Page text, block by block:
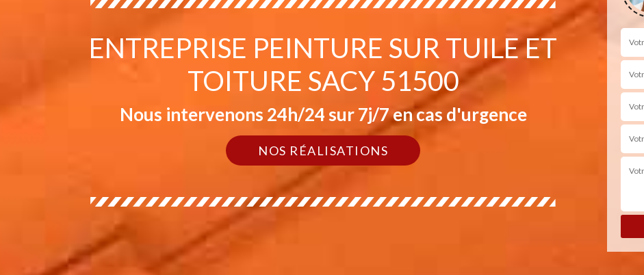
ENTREPRISE PEINTURE SUR TUILE ET
TOITURE SACY 51500
Nous intervenons 24h/24 sur 7j/7 en cas d'urgence
NOS RÉALISATIONS